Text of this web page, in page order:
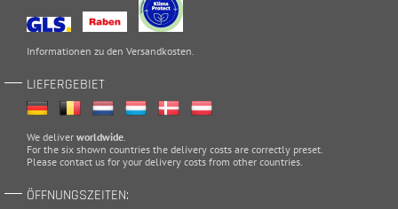
Informationen zu den Versandkosten
LIEFERGEBIET
We deliver worldwide
For the six shown countries the delivery costs are correctly preset.
Please contact us for your delivery costs from other countries.
ÖFFNUNGSZEITEN: